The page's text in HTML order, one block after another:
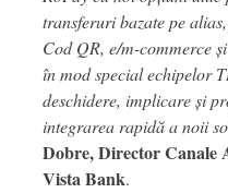
transferuri bazate pe
Cod QR, e/m-commerce
în mod special echipelor
deschidere, implicare și
integrarea rapidă a noii
Dobre, Director Canale
Vista Bank.